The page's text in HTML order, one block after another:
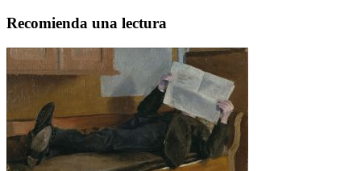
Recomienda una lectura